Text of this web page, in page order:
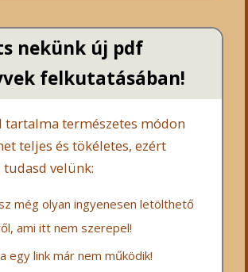
nekünk új pdf
felkutatásában!
tartalma természetes módon
teljes és tökéletes, ezért
velünk:
még olyan ingyenesen letölthető
ami itt nem szerepel!
egy link már nem működik!